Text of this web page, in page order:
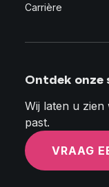
Carrière
Ontdek
Wij laten u
past.
VRAAG